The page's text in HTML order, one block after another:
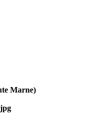
Marne)